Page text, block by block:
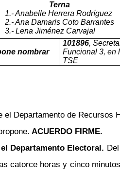
Terna
1.- Anabelle Herrera Rodríguez
2.- Ana Damaris Coto Barrantes
3.- Lena Jiménez Carvajal
nombrar
101896,
Funcional 3, en
TSE
Departamento de
ACUERDO FIRME.
Departamento Electoral.
catorce horas y cinco